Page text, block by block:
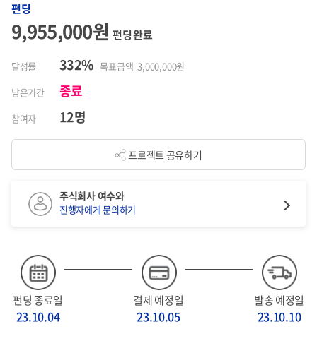
펀딩
9,955,000원펀딩 완료
달성률 332% 목표금액 3,000,000원
남은기간
종료
참여자 12명
프로젝트 공유하기
펀딩 종료일
23.10.04
결제 예정일
23.10.05
발송 예정일
23.10.10
주식회사 여수와
진행자에게 문의하기